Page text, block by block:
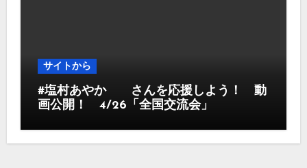
サイトから
#塩村あやか さんを応援しよう！ 動
画公開！ 4/26「全国交流会」